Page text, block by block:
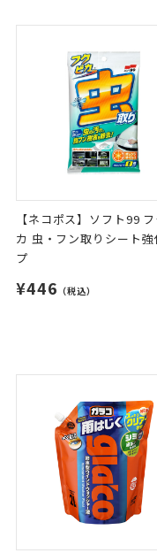
【ネコポス】ソフト99
カ 虫・フン取りシート強
プ
¥446 （税込）